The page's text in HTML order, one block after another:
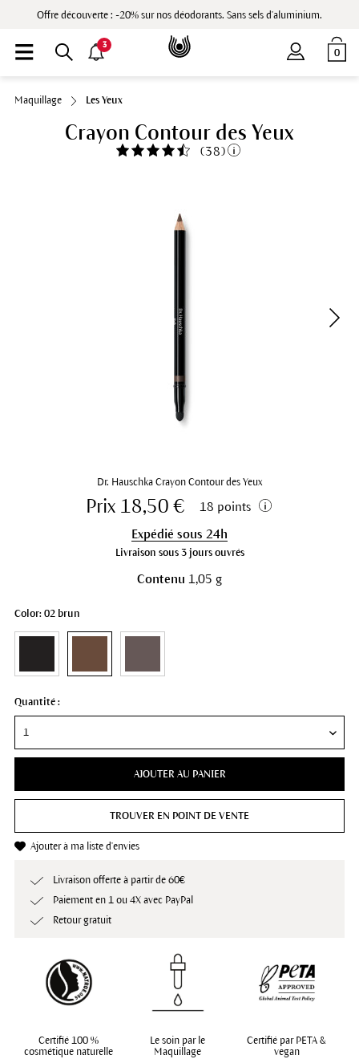
Offre découverte : -20% sur nos déodorants. Sans sels d'aluminium.
0
3
Maquillage Les Yeux
Crayon Contour des Yeux
(38)
Dr. Hauschka Crayon Contour des Yeux
Prix 18,50 € 18 points
Expédié sous 24h
Livraison sous 3 jours ouvrés
Contenu 1,05 g
Color: 02 brun
Quantité :
AJOUTER AU PANIER
TROUVER EN POINT DE VENTE
Ajouter à ma liste d'envies
Livraison offerte à partir de 60€
Paiement en 1 ou 4X avec PayPal
Retour gratuit
Certifié 100 %
cosmétique naturelle
Le soin par le
Maquillage
Certifié par PETA &
vegan